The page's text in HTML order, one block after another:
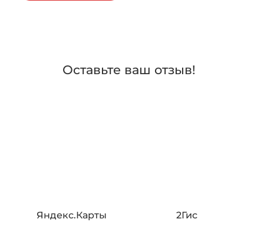
Оставьте ваш отзыв!
Яндекс.Карты 2Гис